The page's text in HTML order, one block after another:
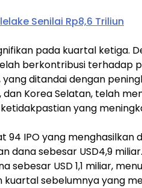
Senilai Rp8,6 Triliun
pada kuartal ketiga.
berkontribusi terhadap
yang ditandai dengan
dan Korea Selatan, telah
yang
94 IPO yang menghasilkan
dana sebesar USD4,9
USD 1,1 miliar,
sebelumnya yang